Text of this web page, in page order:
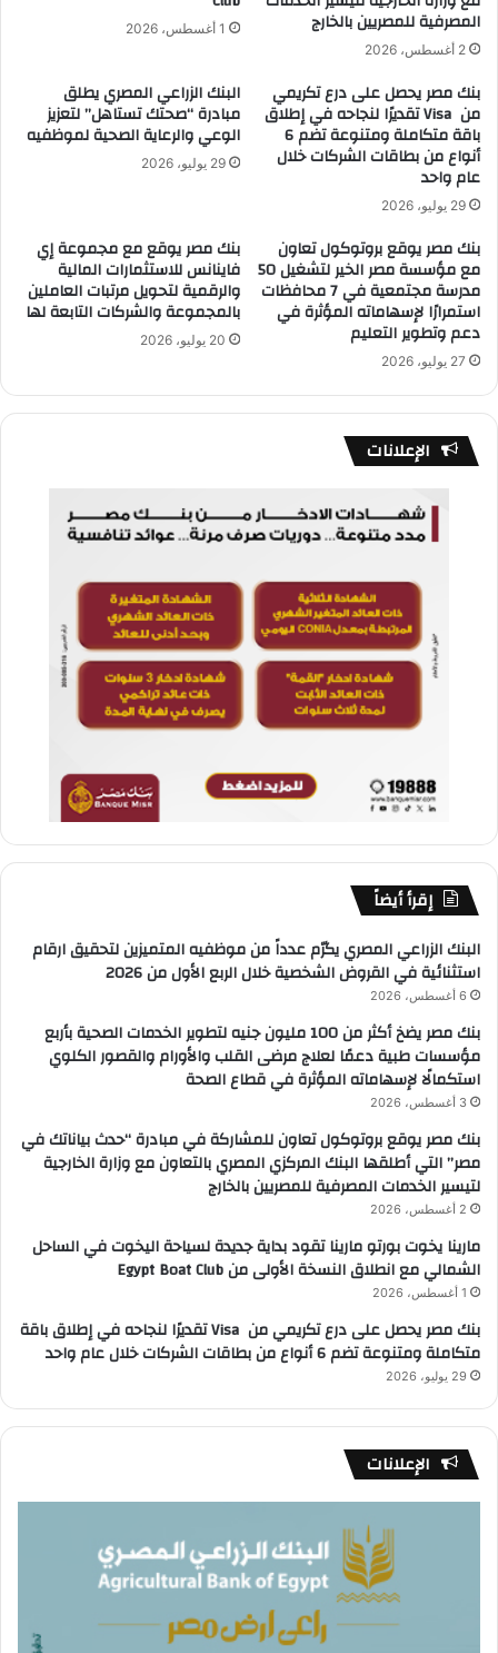
المصرفية للمصريين بالخارج
2 أغسطس، 2026
1 أغسطس، 2026
بنك مصر يحصل على درع تكريمي
من Visa تقديرًا لنجاحه في إطلاق
باقة متكاملة ومتنوعة تضم 6
أنواع من بطاقات الشركات خلال
عام واحد
29 يوليو، 2026
البنك الزراعي المصري يطلق
مبادرة “صحتك تستاهل” لتعزيز
الوعي والرعاية الصحية لموظفيه
29 يوليو، 2026
بنك مصر يوقع بروتوكول تعاون
مع مؤسسة مصر الخير لتشغيل 50
مدرسة مجتمعية في 7 محافظات
استمرارًا لإسهاماته المؤثرة في
دعم وتطوير التعليم
27 يوليو، 2026
بنك مصر يوقع مع مجموعة إي
فاينانس للاستثمارات المالية
والرقمية لتحويل مرتبات العاملين
بالمجموعة والشركات التابعة لها
20 يوليو، 2026
الإعلانات
إقرأ أيضاً
البنك الزراعي المصري يكرّم عدداً من موظفيه المتميزين لتحقيق ارقام
استثنائية في القروض الشخصية خلال الربع الأول من 2026
6 أغسطس، 2026
بنك مصر يضخ أكثر من 100 مليون جنيه لتطوير الخدمات الصحية بأربع
مؤسسات طبية دعمًا لعلاج مرضى القلب والأورام والقصور الكلوي
استكمالًا لإسهاماته المؤثرة في قطاع الصحة
3 أغسطس، 2026
بنك مصر يوقع بروتوكول تعاون للمشاركة في مبادرة “حدث بياناتك في
مصر” التي أطلقها البنك المركزي المصري بالتعاون مع وزارة الخارجية
لتيسير الخدمات المصرفية للمصريين بالخارج
2 أغسطس، 2026
مارينا يخوت بورتو مارينا تقود بداية جديدة لسياحة اليخوت في الساحل
الشمالي مع انطلاق النسخة الأولى من Egypt Boat Club
1 أغسطس، 2026
بنك مصر يحصل على درع تكريمي من Visa تقديرًا لنجاحه في إطلاق باقة
متكاملة ومتنوعة تضم 6 أنواع من بطاقات الشركات خلال عام واحد
29 يوليو، 2026
الإعلانات